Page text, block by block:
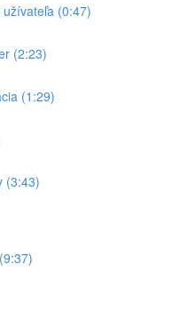
(0:47)
(2:23)
(1:29)
(3:43)